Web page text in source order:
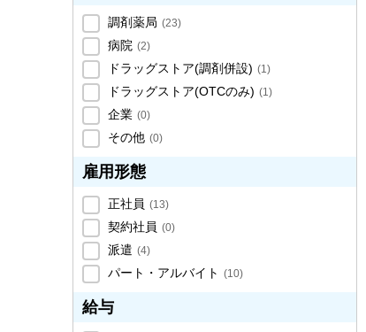
調剤薬局 (23)
病院 (2)
ドラッグストア(調剤併設) (1)
ドラッグストア(OTCのみ) (1)
企業 (0)
その他 (0)
雇用形態
正社員 (13)
契約社員 (0)
派遣 (4)
パート・アルバイト (10)
給与